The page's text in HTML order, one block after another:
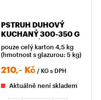
PSTRUH DUHOVÝ
KUCHANÝ 300-350 G
ZMRAZENÝ
pouze celý karton 4,5 kg
(hmotnost s glazurou: 5 kg)
210,- Kč / KG s DPH
Aktuálně není skladem